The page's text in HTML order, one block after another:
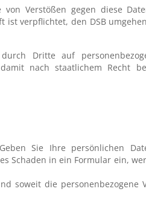
Verstößen gegen diese
ist verpflichtet, den DSB
Dritte auf
nach staatlichem Recht
Sie Ihre persönlichen
Schaden in ein Formular ein,
soweit die personenbezogene